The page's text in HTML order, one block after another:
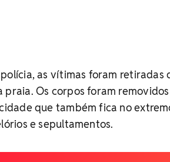
as vítimas foram retiradas
praia. Os corpos foram
que também fica no
e sepultamentos.